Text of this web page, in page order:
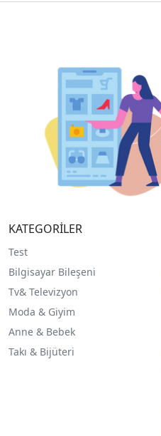
KATEGORİLER
Test
Bilgisayar Bileşeni
Tv& Televizyon
Moda & Giyim
Anne & Bebek
Takı & Bijüteri